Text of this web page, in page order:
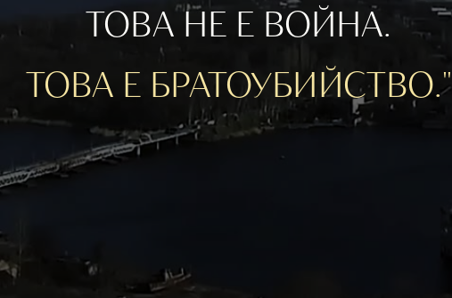
ТОВА НЕ Е ВОЙНА.
ТОВА Е БРАТОУБИЙСТВО."